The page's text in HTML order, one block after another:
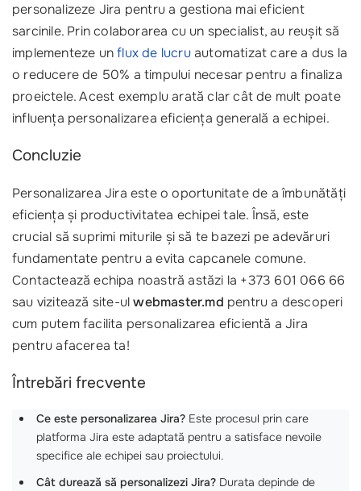
personalizeze Jira pentru a gestiona mai eficient
sarcinile. Prin colaborarea cu un specialist, au reușit să
implementeze unflux de lucruautomatizat care a dus la
o reducere de 50% a timpului necesar pentru a finaliza
proeictele. Acest exemplu arată clar cât de mult poate
influența personalizarea eficiența generală a echipei.
Concluzie
Personalizarea Jira este o oportunitate de a îmbunătăți
eficiența și productivitatea echipei tale. Însă, este
crucial să suprimi miturile și să te bazezi pe adevăruri
fundamentate pentru a evita capcanele comune.
Contactează echipa noastră astăzi la +373 601 066 66
sau vizitează site-ulwebmaster.md pentru a descoperi
cum putem facilita personalizarea eficientă a Jira
pentru afacerea ta!
Întrebări frecvente
Ce este personalizarea Jira? Este procesul prin care
platforma Jira este adaptată pentru a satisface nevoile
specifice ale echipei sau proiectului.
Cât durează să personalizezi Jira? Durata depinde de